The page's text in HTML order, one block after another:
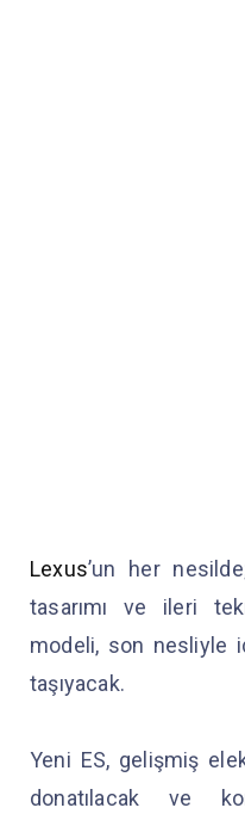
Lexus’un her
tasarımı ve ileri
modeli, son nesliyle
taşıyacak.
Yeni ES, gelişmiş
donatılacak ve